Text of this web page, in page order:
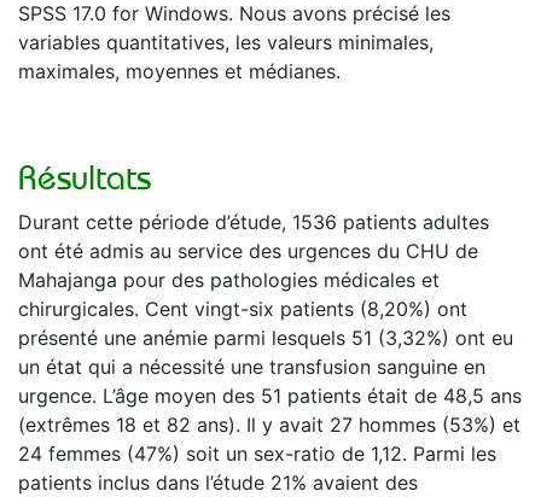
SPSS 17.0 for Windows. Nous avons précisé les
variables quantitatives, les valeurs minimales,
maximales, moyennes et médianes.
Résultats
Durant cette période d’étude, 1536 patients adultes
ont été admis au service des urgences du CHU de
Mahajanga pour des pathologies médicales et
chirurgicales. Cent vingt-six patients (8,20%) ont
présenté une anémie parmi lesquels 51 (3,32%) ont eu
un état qui a nécessité une transfusion sanguine en
urgence. L’âge moyen des 51 patients était de 48,5 ans
(extrêmes 18 et 82 ans). Il y avait 27 hommes (53%) et
24 femmes (47%) soit un sex-ratio de 1,12. Parmi les
patients inclus dans l’étude 21% avaient des